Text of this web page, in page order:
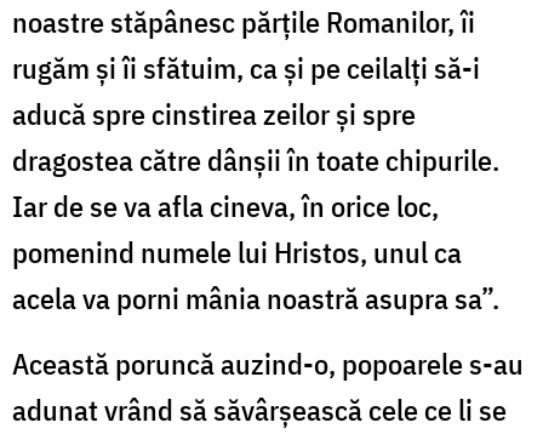
noastre stăpânesc părțile Romanilor, îi
rugăm și îi sfătuim, ca și pe ceilalți să-i
aducă spre cinstirea zeilor și spre
dragostea către dânșii în toate chipurile.
Iar de se va afla cineva, în orice loc,
pomenind numele lui Hristos, unul ca
acela va porni mânia noastră asupra sa”.
Această poruncă auzind-o, popoarele s-au
adunat vrând să săvârșească cele ce li se